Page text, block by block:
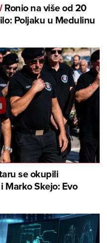
/Ronio na više od 20
Poljaku u Medulinu
se okupili
Marko Skejo: Evo